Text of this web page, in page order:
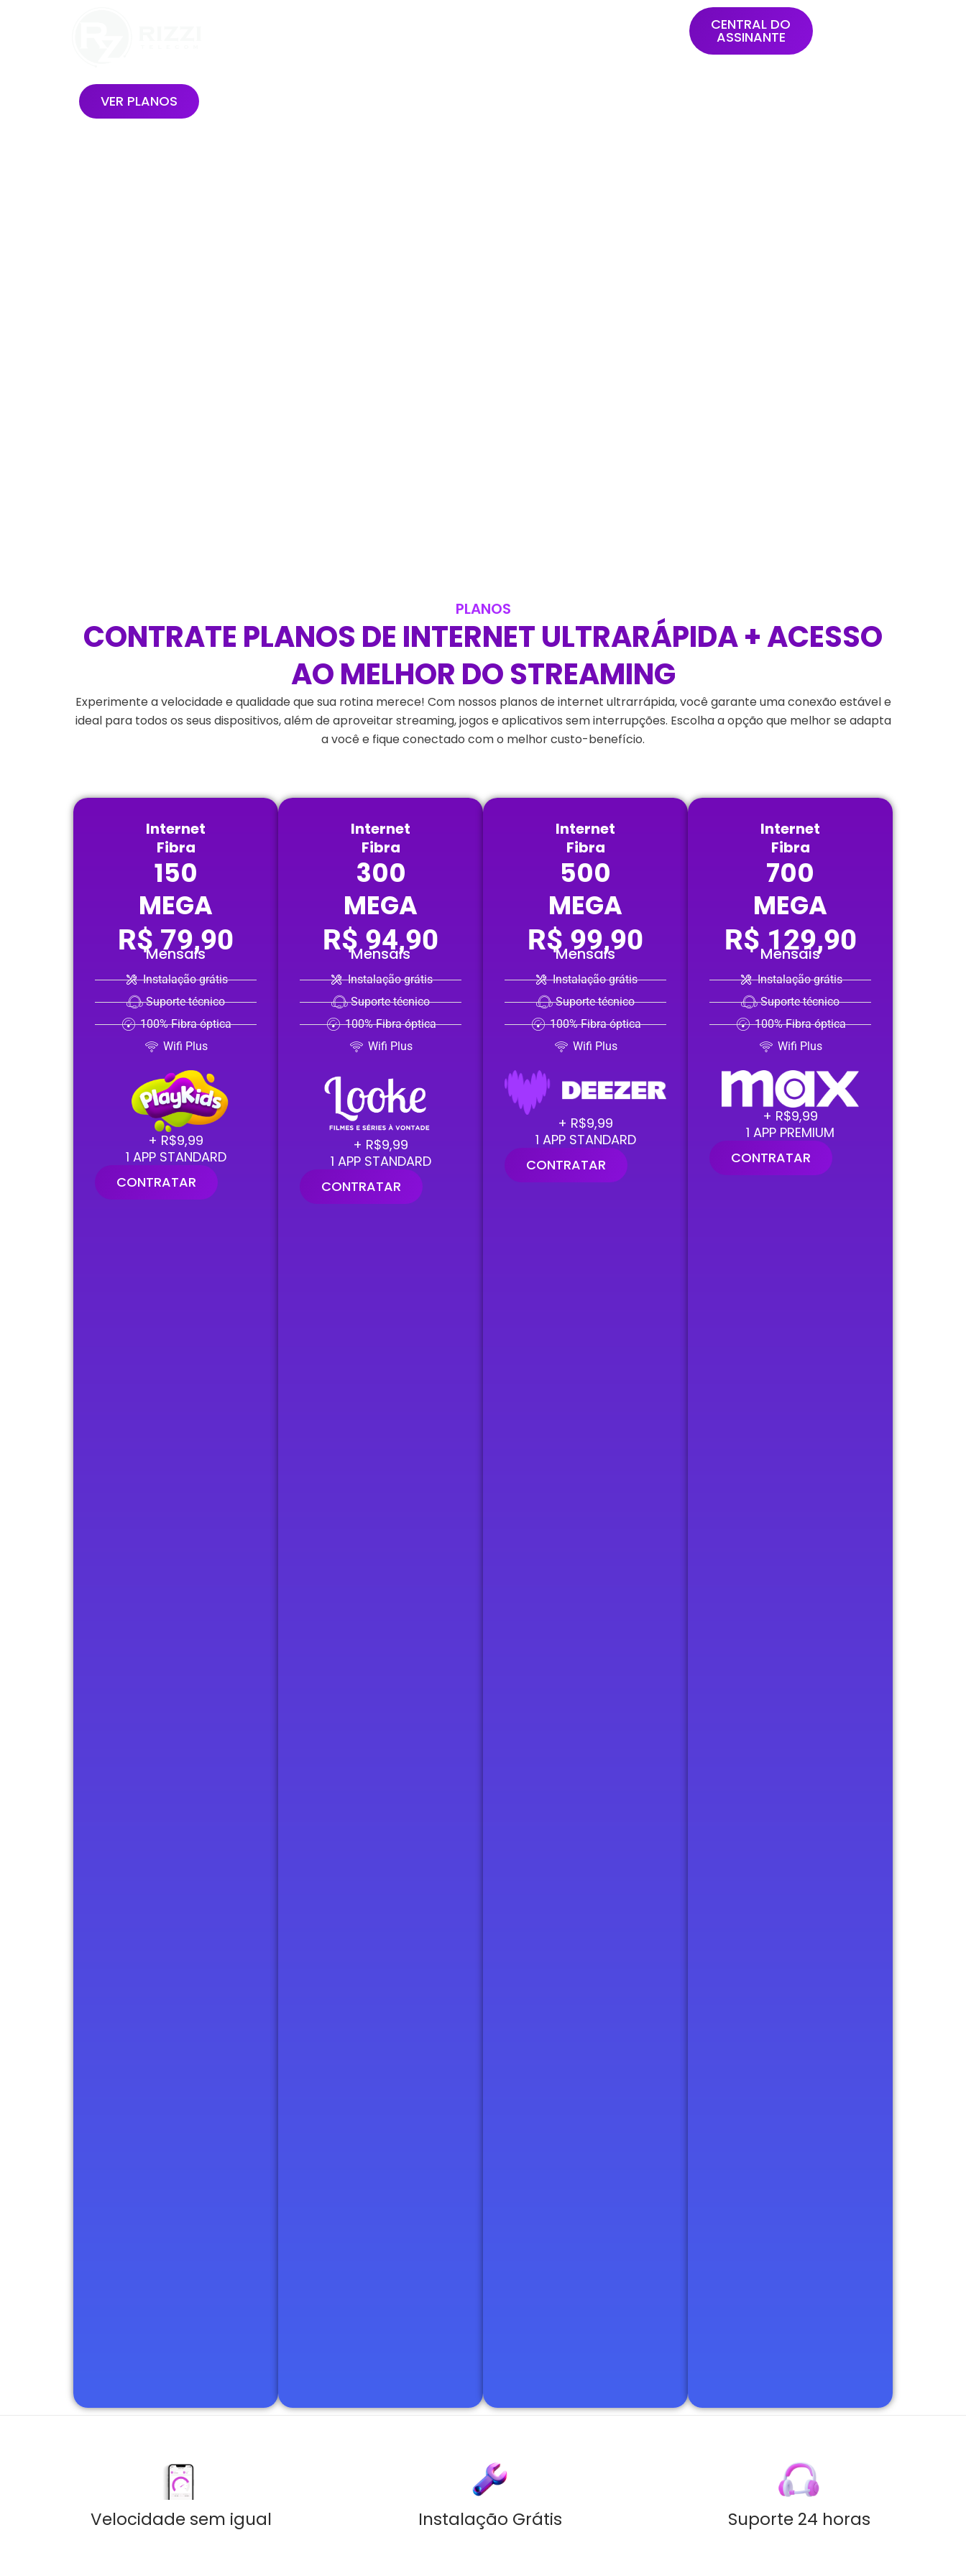
CENTRAL DO
ASSINANTE
VER PLANOS
PLANOS
CONTRATE PLANOS DE INTERNET ULTRARÁPIDA + ACESSO
AO MELHOR DO STREAMING
Experimente a velocidade e qualidade que sua rotina merece! Com nossos planos de internet ultrarrápida, você garante uma conexão estável e
ideal para todos os seus dispositivos, além de aproveitar streaming, jogos e aplicativos sem interrupções. Escolha a opção que melhor se adapta
a você e fique conectado com o melhor custo-benefício.
Internet
Fibra
150
MEGA
R$ 79,90
Mensais
Instalação grátis
Suporte técnico
100% Fibra óptica
Wifi Plus
+ R$9,99
1 APP STANDARD
CONTRATAR
Internet
Fibra
300
MEGA
R$ 94,90
Mensais
Instalação grátis
Suporte técnico
100% Fibra óptica
Wifi Plus
+ R$9,99
1 APP STANDARD
CONTRATAR
Internet
Fibra
500
MEGA
R$ 99,90
Mensais
Instalação grátis
Suporte técnico
100% Fibra óptica
Wifi Plus
+ R$9,99
1 APP STANDARD
CONTRATAR
Internet
Fibra
700
MEGA
R$ 129,90
Mensais
Instalação grátis
Suporte técnico
100% Fibra óptica
Wifi Plus
+ R$9,99
1 APP PREMIUM
CONTRATAR
Velocidade sem igual Instalação Grátis Suporte 24 horas